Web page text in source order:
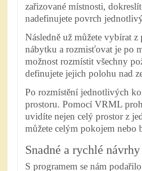
zařizované místnosti,
nadefinujete povrch
Následně už můžete vybírat
nábytku a rozmisťovat je po
možnost rozmístit všechny
definujete jejich polohu nad
Po rozmístění jednotlivých
prostoru. Pomocí VRML
uvidíte nejen celý prostor z
můžete celým pokojem nebo
Snadné a rychlé
S programem se nám